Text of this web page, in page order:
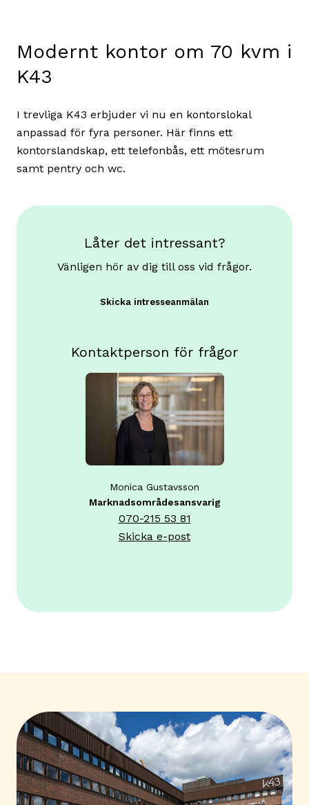
Modernt kontor om 70 kvm i
K43
I trevliga K43 erbjuder vi nu en kontorslokal
anpassad för fyra personer. Här finns ett
kontorslandskap, ett telefonbås, ett mötesrum
samt pentry och wc.
Låter det intressant?
Vänligen hör av dig till oss vid frågor.
Skicka intresseanmälan
Kontaktperson för frågor
Monica Gustavsson
Marknadsområdesansvarig
070-215 53 81
Skicka e-post